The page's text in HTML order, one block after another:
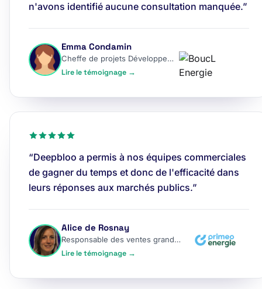
n'avons identifié aucune consultation manquée.”
Emma Condamin
Cheffe de projets Développement
Lire le témoignage →
“Deepbloo a permis à nos équipes commerciales
de gagner du temps et donc de l'efficacité dans
leurs réponses aux marchés publics.”
Alice de Rosnay
Responsable des ventes grands comptes
Lire le témoignage →